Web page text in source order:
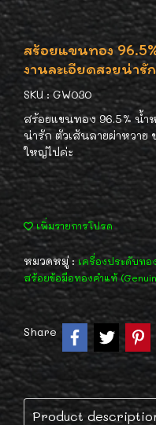
สร้อยแขนทอง
งานละเอียดสวยน่ารั
SKU : GW030
สร้อยแขนทอง 96.5% น้ำ
น่ารัก ตัวเส้นลายผ่าหวาย
ใหญ่ไปค่ะ
เพิ่มรายการโปรด
หมวดหมู่ :เครื่องประดับทอ
สร้อยข้อมือทองคำแท้
Share
Product